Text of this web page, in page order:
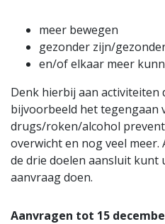
meer bewegen
gezonder zijn/
en/of elkaar meer
Denk hierbij aan activiteiten
bijvoorbeeld het tegengaan
drugs/roken/alcohol
overwicht en nog veel meer.
de drie doelen aansluit kunt
aanvraag doen.
Aanvragen tot 15